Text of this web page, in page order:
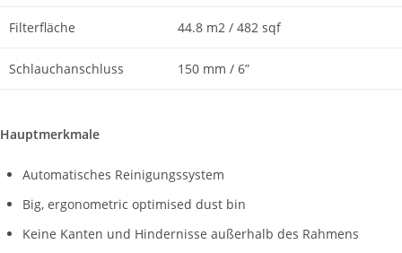
Filterfläche 44.8 m2 / 482 sqf
Schlauchanschluss 150 mm / 6”
Hauptmerkmale
Automatisches Reinigungssystem
Big, ergonometric optimised dust bin
Keine Kanten und Hindernisse außerhalb des Rahmens